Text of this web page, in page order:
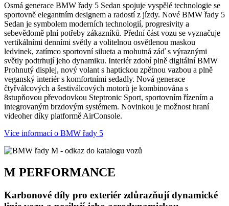
Osmá generace BMW řady 5 Sedan spojuje vyspělé technologie se
sportovně elegantním designem a radostí z jízdy. Nové BMW řady 5
Sedan je symbolem moderních technologií, progresivity a
sebevědomě plní potřeby zákazníků. Přední část vozu se vyznačuje
vertikálními denními světly a volitelnou osvětlenou maskou
ledvinek, zatímco sportovní silueta a mohutná záď s výraznými
světly podtrhují jeho dynamiku. Interiér zdobí plně digitální BMW
Prohnutý displej, nový volant s haptickou zpětnou vazbou a plně
veganský interiér s komfortními sedadly. Nová generace
čtyřválcových a šestiválcových motorů je kombinována s
8stupňovou převodovkou Steptronic Sport, sportovním řízením a
integrovaným brzdovým systémem. Novinkou je možnost hraní
videoher díky platformě AirConsole.
Více informací o BMW řady 5
M PERFORMANCE
Karbonové díly pro exteriér zdůrazňují dynamické